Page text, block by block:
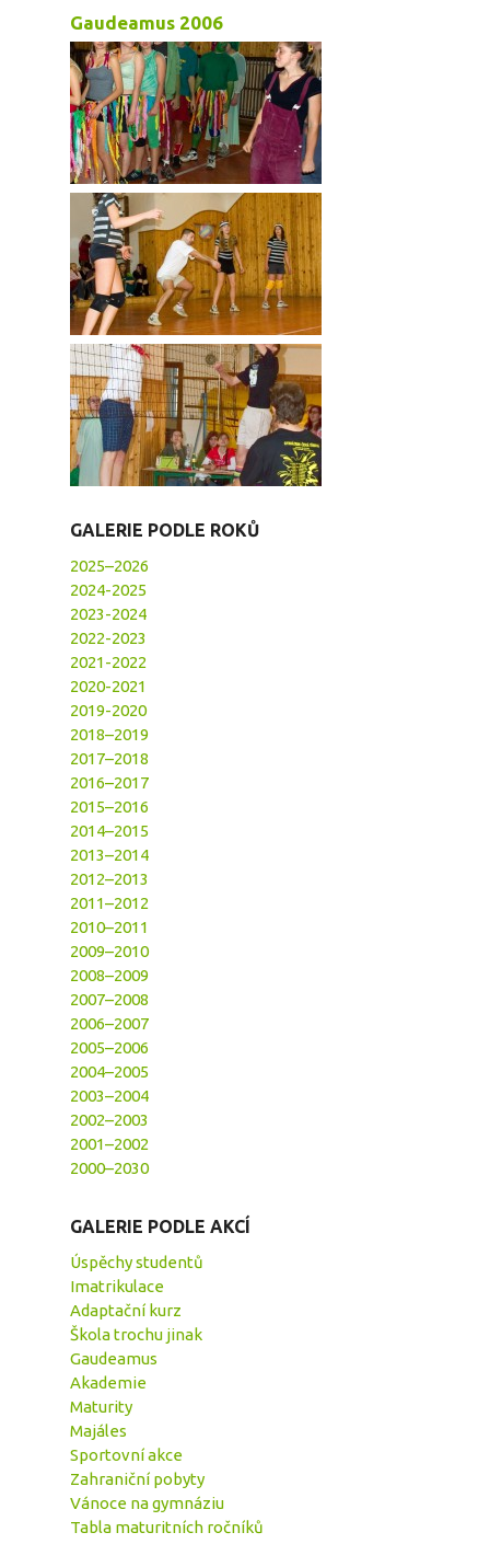
Gaudeamus 2006
GALERIE PODLE ROKŮ
2025–2026
2024-2025
2023-2024
2022-2023
2021-2022
2020-2021
2019-2020
2018–2019
2017–2018
2016–2017
2015–2016
2014–2015
2013–2014
2012–2013
2011–2012
2010–2011
2009–2010
2008–2009
2007–2008
2006–2007
2005–2006
2004–2005
2003–2004
2002–2003
2001–2002
2000–2030
GALERIE PODLE AKCÍ
Úspěchy studentů
Imatrikulace
Adaptační kurz
Škola trochu jinak
Gaudeamus
Akademie
Maturity
Majáles
Sportovní akce
Zahraniční pobyty
Vánoce na gymnáziu
Tabla maturitních ročníků